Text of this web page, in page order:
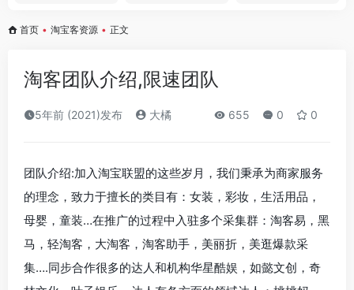
首页 • 淘宝客资源 • 正文
淘客团队介绍,限速团队
5年前 (2021)发布 大橘 655 0 0
团队介绍:加入淘宝联盟的这些岁月，我们秉承为商家服务
的理念，致力于擅长的类目有：女装，彩妆，生活用品，
母婴，童装…在推广的过程中入驻多个采集群：淘客易，黑
马，轻淘客，大淘客，淘客助手，美丽折，美逛爆款采
集….同步合作很多的达人和机构华星酷娱，如懿文创，奇